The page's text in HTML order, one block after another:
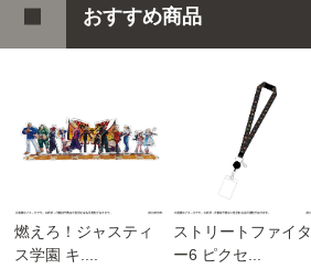
おすすめ商品
燃えろ！ジャスティ
ス学園 キ....
ストリートファイタ
ー6 ピクセ...